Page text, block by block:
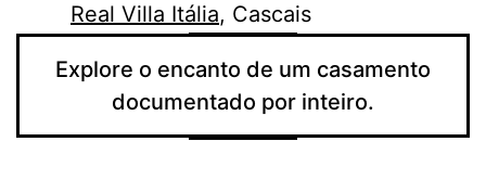
Real Villa Itália, Cascais
Explore o encanto de um casamento
documentado por inteiro.